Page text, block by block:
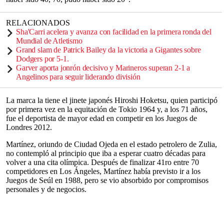
RELACIONADOS
Sha'Carri acelera y avanza con facilidad en la primera ronda del
Mundial de Atletismo
Grand slam de Patrick Bailey da la victoria a Gigantes sobre
Dodgers por 5-1.
Garver aporta jonrón decisivo y Marineros superan 2-1 a
Angelinos para seguir liderando división
La marca la tiene el jinete japonés Hiroshi Hoketsu, quien participó
por primera vez en la equitación de Tokio 1964 y, a los 71 años,
fue el deportista de mayor edad en competir en los Juegos de
Londres 2012.
Martínez, oriundo de Ciudad Ojeda en el estado petrolero de Zulia,
no contempló al principio que iba a esperar cuatro décadas para
volver a una cita olímpica. Después de finalizar 41ro entre 70
competidores en Los Ángeles, Martínez había previsto ir a los
Juegos de Seúl en 1988, pero se vio absorbido por compromisos
personales y de negocios.